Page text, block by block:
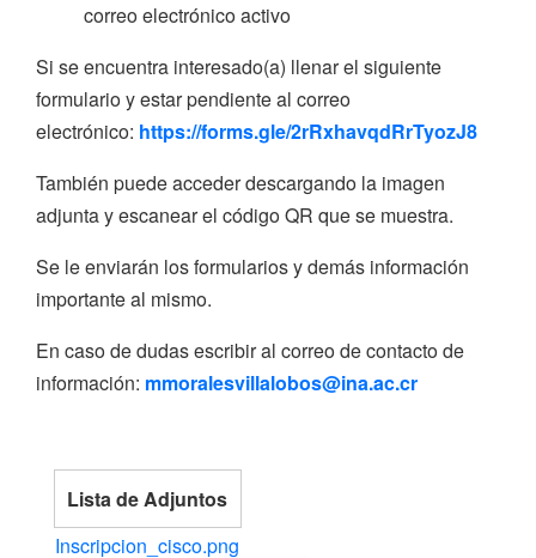
correo electrónico activo
Si se encuentra interesado(a) llenar el siguiente
formulario y estar pendiente al correo
electrónico: https://forms.gle/2rRxhavqdRrTyozJ8
También puede acceder descargando la imagen
adjunta y escanear el código QR que se muestra.
Se le enviarán los formularios y demás información
importante al mismo.
En caso de dudas escribir al correo de contacto de
información: mmoralesvillalobos@ina.ac.cr
Lista de Adjuntos
Inscripcion_cisco.png